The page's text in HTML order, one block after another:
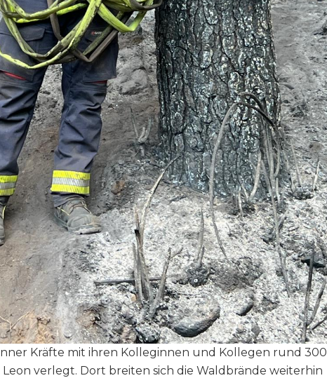
Kräfte mit ihren Kolleginnen und Kollegen rund 300
verlegt. Dort breiten sich die Waldbrände weiterhin